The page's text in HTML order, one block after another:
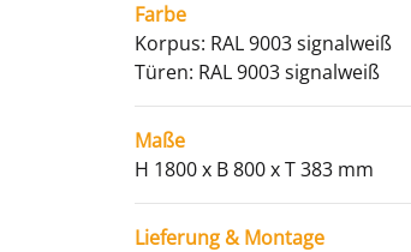
Farbe
Korpus: RAL 9003 signalweiß
Türen: RAL 9003 signalweiß
Maße
H 1800 x B 800 x T 383 mm
Lieferung & Montage